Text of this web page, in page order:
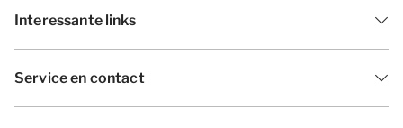
Interessante links
Service en contact